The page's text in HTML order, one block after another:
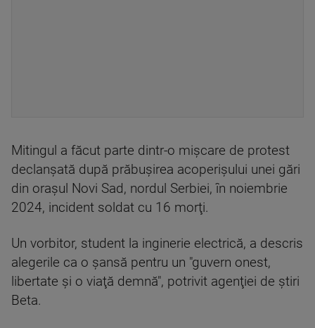
Mitingul a făcut parte dintr-o mişcare de protest
declanşată după prăbuşirea acoperişului unei gări
din oraşul Novi Sad, nordul Serbiei, în noiembrie
2024, incident soldat cu 16 morţi.
Un vorbitor, student la inginerie electrică, a descris
alegerile ca o şansă pentru un "guvern onest,
libertate şi o viaţă demnă", potrivit agenţiei de ştiri
Beta.